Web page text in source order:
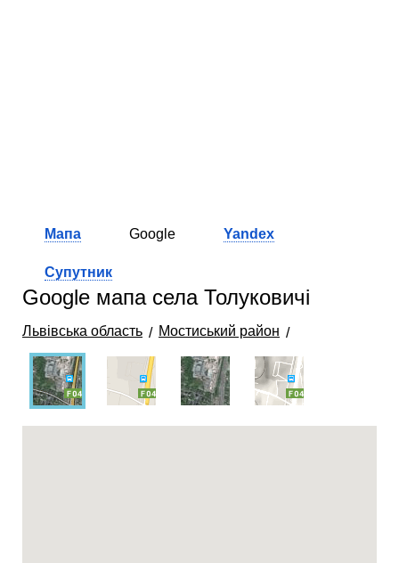
Мапа Google Yandex
Супутник
Google мапа села Толуковичі
Львівська область Мостиський район